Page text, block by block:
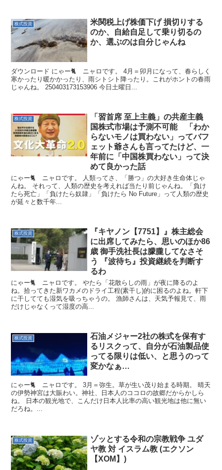
株式投資
米関税上げ株価下げ 損切りする
のか、自給自足して乗り切るの
か、選ぶのは自分じゃんね
ダウンロード にゃー🐈️ ニャロです。 4月＝卯月になって、春らしく
寒かったり暖かかったり、雨シトシト降ったり。これがホントの春雨
じゃんね。 250403173153906 今日土曜日...
株式投資
「習首席 至上主義」の共産主義
国株式市場は予測不可能 「わか
らないモノは買わない」ってバフ
ェット爺さんも言ってたけど、一
年前に「中国株買わない」って決
めて良かった話
にゃー🐈 ニャロです。 人類ってさ、「勝つ」の大好き生命体じゃ
んね。 それって、人類の歴史を考えれば当たり前じゃんね。「負け
たら死亡」「負けたら奴隷」「負けたら No Future」って人類の歴史
が延々と数千年...
株式投資
『キヤノン【7751】』株主総会
に出席してみたら、思いのほか86
歳 御手洗社長は朦朧してなさそ
う 『波待ち』投資継続を判断す
るわ
にゃー🐈 ニャロです。 やたら「花散らしの雨」が夜に降るのよ
ね。拾ってきた新ワカメのドライ工程(素干し)的に困るのよね。軒下
に干してても湿気を吸っちゃうの。 漁師さんは、天気予報見て、雨
だけじゃなくって湿度の高...
株式投資
石油メジャー2社の株式を保有す
るリスクって、自分が石油製品使
ってる限りは低い、と思うのって
変かなぁ…
にゃー🐈 ニャロです。 3月＝弥生。草が生い茂り始まる時期。 晴天
の伊勢神宮は大賑わい。神社、日本人のココロの故郷だからかしら
ね。 日本の観光地で、こんだけ日本人比率の高い観光地は他に無い
だろね。...
株式投資
ゾッとする令和の宗教戦争 ユダ
ヤ教 対 イスラム教 (エクソン
【XOM】)